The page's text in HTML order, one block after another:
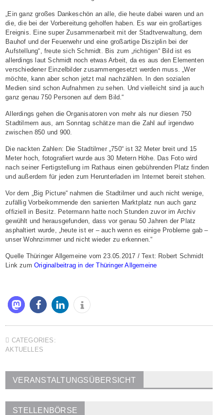
„Ein ganz großes Dankeschön an alle, die heute dabei waren und an
die, die bei der Vorbereitung geholfen haben. Es war ein großartiges
Ereignis. Eine super Zusammenarbeit mit der Stadtverwaltung, dem
Bauhof und der Feuerwehr und eine großartige Disziplin bei der
Aufstellung“, freute sich Schmidt. Bis zum „richtigen“ Bild ist es
allerdings laut Schmidt noch etwas Arbeit, da es aus den Elementen
verschiedener Einzelbilder zusammengesetzt werden muss. „Wer
möchte, kann aber schon jetzt mal nachzählen. In den sozialen
Medien sind schon Aufnahmen zu sehen. Und vielleicht sind ja auch
ganz genau 750 Personen auf dem Bild.“
Allerdings gehen die Organisatoren von mehr als nur diesen 750
Stadtilmern aus, am Sonntag schätze man die Zahl auf irgendwo
zwischen 850 und 900.
Die nackten Zahlen: Die Stadtilmer „750“ ist 32 Meter breit und 15
Meter hoch, fotografiert wurde aus 30 Metern Höhe. Das Foto wird
nach seiner Fertigstellung im Rathaus einen gebührenden Platz finden
und außerdem für jeden zum Herunterladen im Internet bereit stehen.
Vor dem „Big Picture“ nahmen die Stadtilmer und auch nicht wenige,
zufällig Vorbeikommende den sanierten Marktplatz nun auch ganz
offiziell in Besitz. Petermann hatte noch Stunden zuvor im Archiv
gewühlt und herausgefunden, dass vor genau 50 Jahren der Platz
asphaltiert wurde, „heute ist er – auch wenn es einige Probleme gab –
unser Wohnzimmer und nicht wieder zu erkennen.“
Quelle Thüringer Allgemeine vom 23.05.2017 / Text: Robert Schmidt
Link zum Originalbeitrag in der Thüringer Allgemeine
CATEGORIES:
AKTUELLES
VERANSTALTUNGSÜBERSICHT
STELLENBÖRSE